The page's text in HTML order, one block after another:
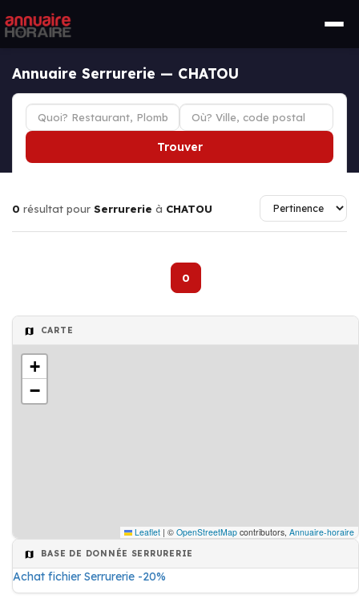
Annuaire Serrurerie — CHATOU
Trouver
0 résultat pour Serrurerie à CHATOU
0
CARTE
+
−
Leaflet | © OpenStreetMap contributors, Annuaire-horaire
BASE DE DONNÉE SERRURERIE
Achat fichier Serrurerie -20%